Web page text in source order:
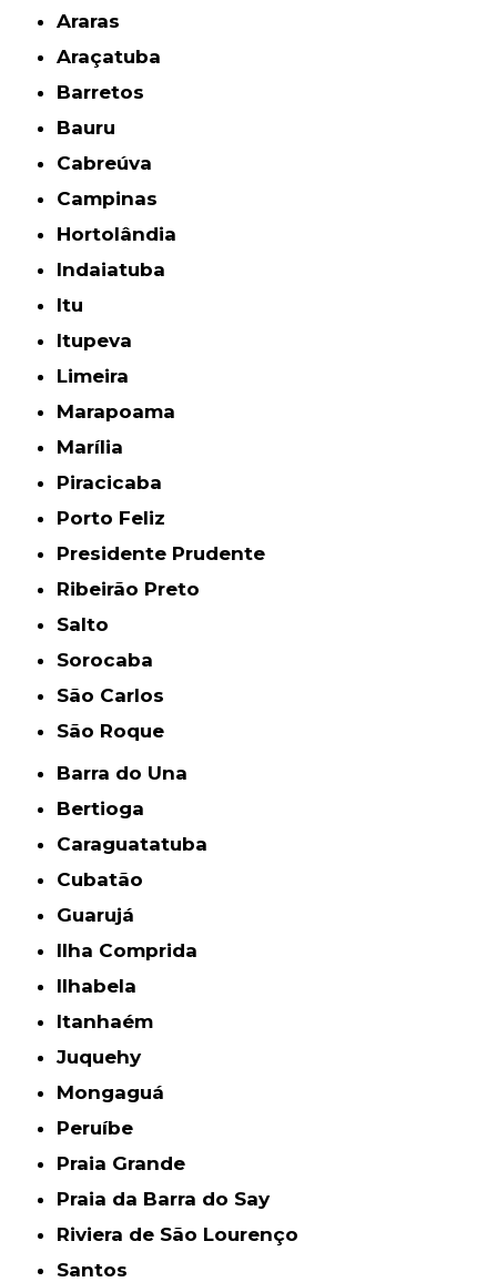
Araras
Araçatuba
Barretos
Bauru
Cabreúva
Campinas
Hortolândia
Indaiatuba
Itu
Itupeva
Limeira
Marapoama
Marília
Piracicaba
Porto Feliz
Presidente Prudente
Ribeirão Preto
Salto
Sorocaba
São Carlos
São Roque
Barra do Una
Bertioga
Caraguatatuba
Cubatão
Guarujá
Ilha Comprida
Ilhabela
Itanhaém
Juquehy
Mongaguá
Peruíbe
Praia Grande
Praia da Barra do Say
Riviera de São Lourenço
Santos